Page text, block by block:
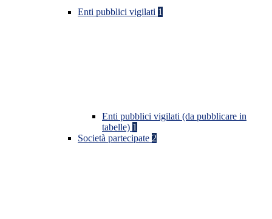
Enti pubblici vigilati 1
Enti pubblici vigilati (da pubblicare in
tabelle) 1
Società partecipate 2